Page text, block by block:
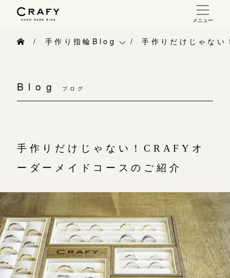
メニュー
指輪制作の流れ
指輪作品集
工房一覧
よくあるご質問
アフターケア・保証
Blog ブログ
手作り指輪Blog
手作り指輪作品集
指輪のハンドメイド・手作り
結婚指輪手作り工房のご案内
手作りだけじゃな
手作りだけじゃない！CRAFYオ
ーダーメイドコースのご紹介
10:00～18:00 /年中無休
年末年始は除く
こちら
表参道店 来店ご予約
吉祥寺店 来店ご予約